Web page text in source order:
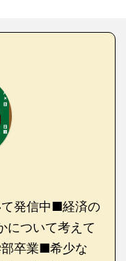
発信中■経済の
について考えて
卒業■希少な